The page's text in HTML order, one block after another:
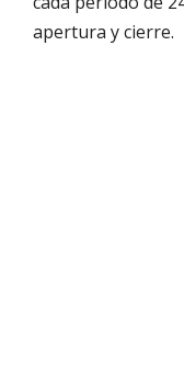
apertura y cierre.